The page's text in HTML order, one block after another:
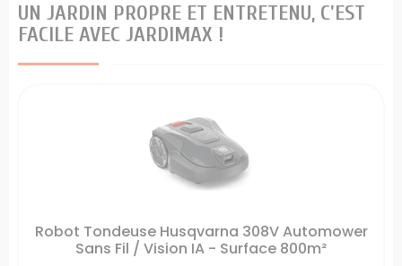
UN JARDIN PROPRE ET ENTRETENU, C'EST
FACILE AVEC JARDIMAX !
Robot Tondeuse Husqvarna 308V Automower
Sans Fil / Vision IA - Surface 800m²